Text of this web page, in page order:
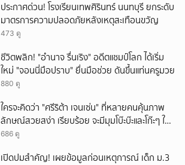
ประกาศด่วน! โรงเรียนเทพศิรินทร์ นนทบุรี ยกระดับ
มาตรการความปลอดภัยหลังเหตุสะเทือนขวัญ
473 ดู
ชีวิตพลิก! "อำนาจ รื่นเริง" อดีตแชมป์โลก ได้เริ่ม
ใหม่ "จอนนี่มือปราบ" ยื่นมือช่วย ดันขึ้นแท่นครูมวย
880 ดู
ใครจะคิดว่า "ศรีริต้า เจนเซ่น" ที่หลายคนคุ้นภาพ
ลักษณ์สวยสง่า เรียบร้อย จะมีมุมโบ๊ะบ๊ะและโก๊ะๆ ให้
ได้อมยิ้มเหมือนกัน งานนี้ทำเอาแฟนๆ ทั้งเอ็นดูทั้ง
686 ดู
เปิดปมสำคัญ! เผยข้อมูลก่อนเหตุการณ์ เด็ก ม.3